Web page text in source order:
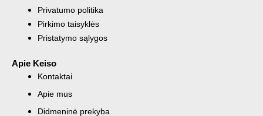
Privatumo politika
Pirkimo taisyklės
Pristatymo sąlygos
Apie Keiso
Kontaktai
Apie mus
Didmeninė prekyba